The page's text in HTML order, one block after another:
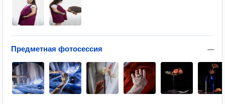
—
Предметная фотосессия